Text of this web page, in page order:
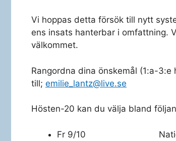
Vi hoppas detta försök till nytt
ens insats hanterbar i omfattning.
välkommet.
Rangordna dina önskemål (1:a-
till; emilie_lantz@live.se
Hösten-20 kan du välja bland
Fr 9/10 Nationell